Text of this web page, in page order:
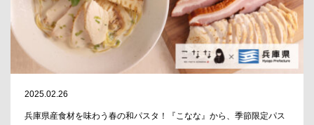
2025.02.26
兵庫県産食材を味わう春の和パスタ！『こなな』から、季節限定パス